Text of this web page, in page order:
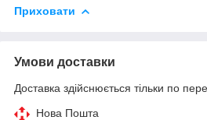
Приховати
Умови доставки
Доставка здійснюється тільки по
Нова Пошта